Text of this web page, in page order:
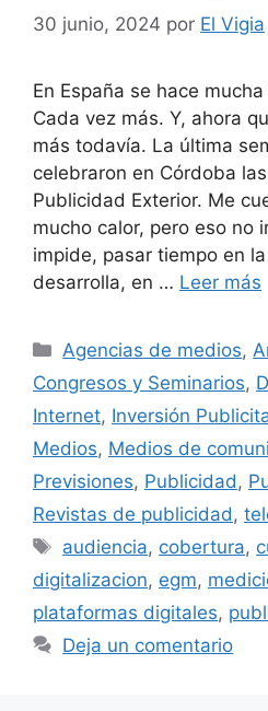
30 junio, 2024 por El Vigia
En España se hace
Cada vez más. Y, ahora
más todavía. La última
celebraron en Córdoba
Publicidad Exterior. Me
mucho calor, pero eso no
impide, pasar tiempo en
desarrolla, en … Leer más
Categorías
Agencias de medios,
Congresos y Seminarios,
Internet, Inversión
Medios, Medios de
Previsiones, Publicidad,
Revistas de publicidad,
Etiquetas
audiencia, cobertura,
digitalizacion, egm,
plataformas digitales,
Deja un comentario